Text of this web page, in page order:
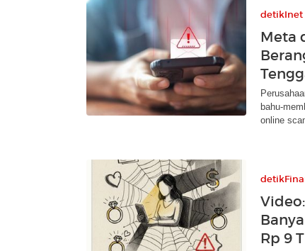
detikInet
Meta
bahu-
online
Rp 9 T